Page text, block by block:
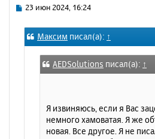
С
о
б
23 июн 2024, 16:24
Максим писал(а): ↑
AEDSolutions писал(а): ↑
Я извиняюсь, если я Вас
немного хамоватая. Я же
новая. Все другое. Я не